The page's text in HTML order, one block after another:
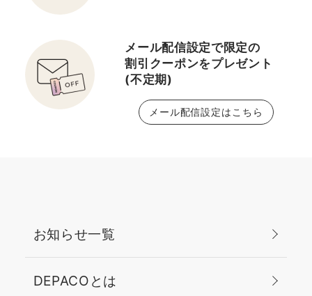
メール配信設定で限定の
割引クーポンをプレゼント
(不定期)
メール配信設定はこちら
お知らせ一覧
DEPACOとは